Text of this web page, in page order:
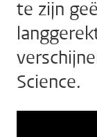
te zijn
Science.